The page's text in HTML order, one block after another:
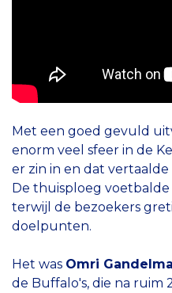
Met een goed gevuld
enorm veel sfeer in de
er zin in en dat
De thuisploeg
terwijl de bezoekers
doelpunten.
Het was Omri
de Buffalo's, die na ruim